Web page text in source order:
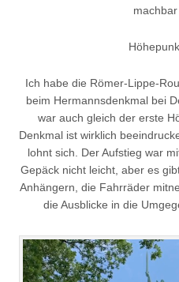
machbar
Ich habe die Römer-Lippe-
beim Hermannsdenkmal bei
war auch gleich der erste
Denkmal ist wirklich
lohnt sich. Der Aufstieg war
Gepäck nicht leicht, aber es
Anhängern, die Fahrräder
die Ausblicke in die